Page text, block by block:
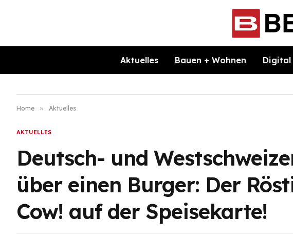
Aktuelles Bauen + Wohnen Digital
Home » Aktuelles
AKTUELLES
Deutsch- und
über einen Burger: Der
Cow! auf der Speisekarte!